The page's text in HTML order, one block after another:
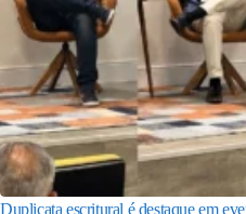
Duplicata escritural é destaque em